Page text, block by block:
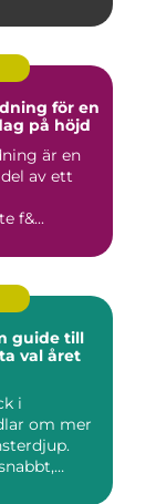
för en
på höjd
är en
av ett
f&...
val året
i
om mer